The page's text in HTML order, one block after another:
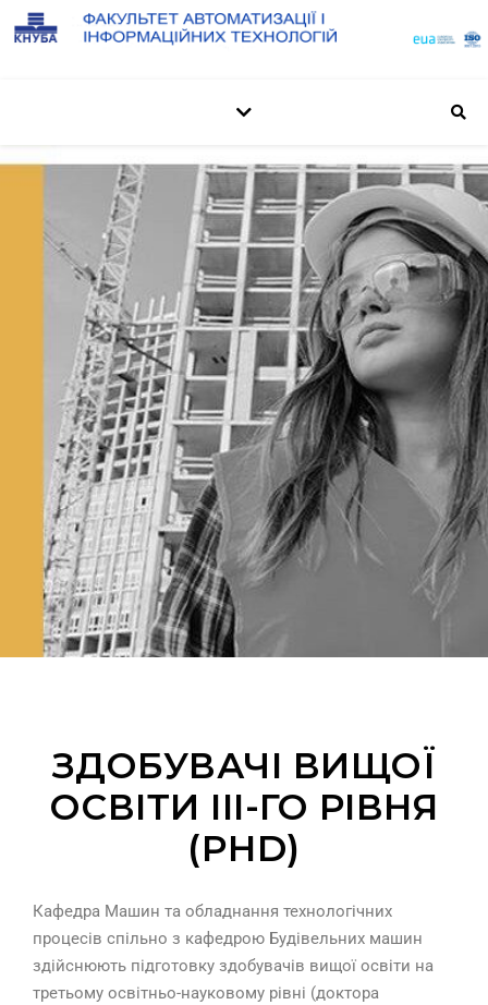
ЗДОБУВАЧІ ВИЩОЇ
ОСВІТИ ІІI-ГО РІВНЯ
(PHD)
Кафедра Машин та обладнання технологічних
процесів спільно з кафедрою Будівельних машин
здійснюють підготовку здобувачів вищої освіти на
третьому освітньо-науковому рівні (доктора